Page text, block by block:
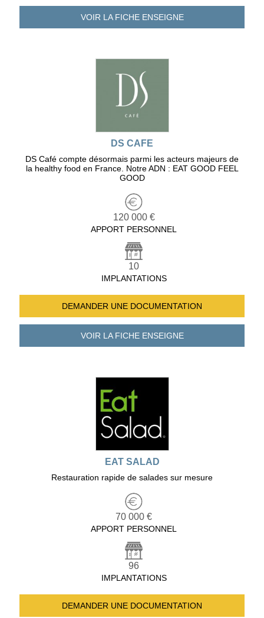
VOIR LA FICHEENSEIGNE
DS CAFE
DS Café compte désormais parmi les acteurs majeurs de
la healthy food en France. Notre ADN : EAT GOOD FEEL
GOOD
120 000 €
APPORT PERSONNEL
10
IMPLANTATIONS
DEMANDER UNE DOCUMENTATION
VOIR LA FICHEENSEIGNE
EAT SALAD
Restauration rapide de salades sur mesure
70 000 €
APPORT PERSONNEL
96
IMPLANTATIONS
DEMANDER UNE DOCUMENTATION